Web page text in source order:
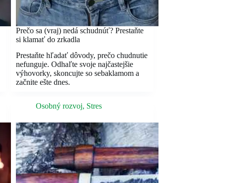
Prečo sa (vraj) nedá schudnúť? Prestaňte
si klamať do zrkadla
Prestaňte hľadať dôvody, prečo chudnutie
nefunguje. Odhaľte svoje najčastejšie
výhovorky, skoncujte so sebaklamom a
začnite ešte dnes.
Osobný rozvoj, Stres